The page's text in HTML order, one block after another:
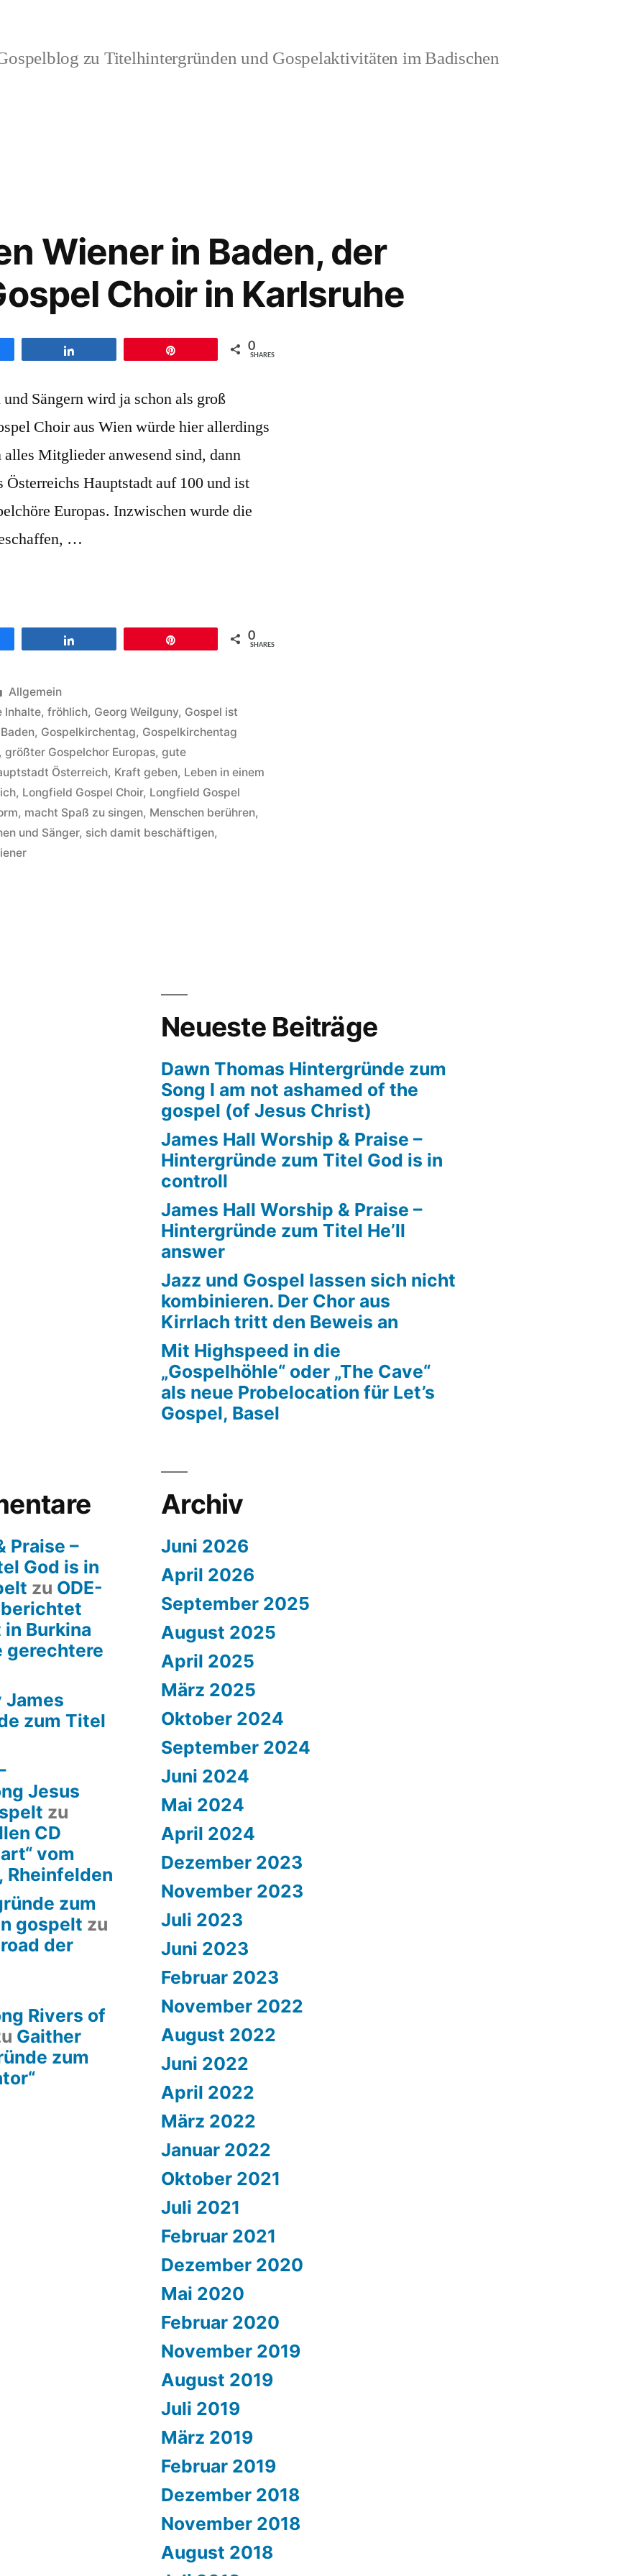
zu Titelhintergründen und Gospelaktivitäten im Badischen
Wiener in Baden, der
Choir in Karlsruhe
0
SHARES
Sängern wird ja schon als groß
Choir aus Wien würde hier allerdings
Mitglieder anwesend sind, dann
Österreichs Hauptstadt auf 100 und ist
Europas. Inzwischen wurde die
…
0
SHARES
Veröffentlicht
unter
Allgemein
Inhalte,fröhlich, Georg Weilguny, Gospel ist
, Gospelkirchentag, Gospelkirchentag
,größter Gospelchor Europas,gute
Österreich, Kraft geben, Leben in einem
, Longfield Gospel Choir, Longfield Gospel
, macht Spaß zu singen, Menschen berühren,
und Sänger, sich damit beschäftigen,
Neueste Beiträge
Dawn Thomas Hintergründe zum
Song I am not ashamed of the
gospel (of Jesus Christ)
James Hall Worship & Praise –
Hintergründe zum Titel God is in
controll
James Hall Worship & Praise –
Hintergründe zum Titel He’ll
answer
Jazz und Gospel lassen sich nicht
kombinieren. Der Chor aus
Kirrlach tritt den Beweis an
Mit Highspeed in die
„Gospelhöhle“ oder „The Cave“
als neue Probelocation für Let’s
Gospel, Basel
Praise –
God is in
zu ODE-
Burkina
gerechtere
James
zum Titel
Jesus
zu
CD
vom
Rheinfelden
zum
gospelt zu
der
Rivers of
Gaither
zum
Archiv
Juni 2026
April 2026
September 2025
August 2025
April 2025
März 2025
Oktober 2024
September 2024
Juni 2024
Mai 2024
April 2024
Dezember 2023
November 2023
Juli 2023
Juni 2023
Februar 2023
November 2022
August 2022
Juni 2022
April 2022
März 2022
Januar 2022
Oktober 2021
Juli 2021
Februar 2021
Dezember 2020
Mai 2020
Februar 2020
November 2019
August 2019
Juli 2019
März 2019
Februar 2019
Dezember 2018
November 2018
August 2018